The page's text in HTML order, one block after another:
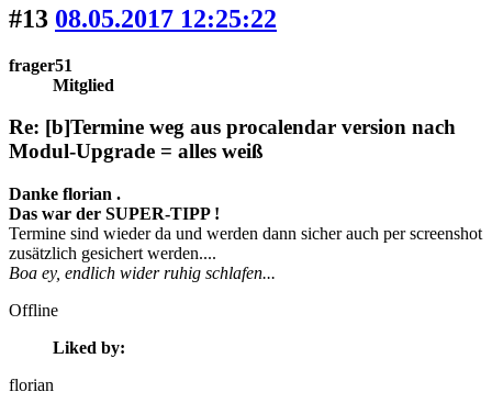
#13 08.05.2017 12:25:22
frager51
Mitglied
Re: [b]Termine weg aus procalendar version nach
Modul-Upgrade = alles weiß
Danke florian .
Das war der SUPER-TIPP !
Termine sind wieder da und werden dann sicher auch per screenshot
zusätzlich gesichert werden....
Boa ey, endlich wider ruhig schlafen...
Offline
Liked by:
florian